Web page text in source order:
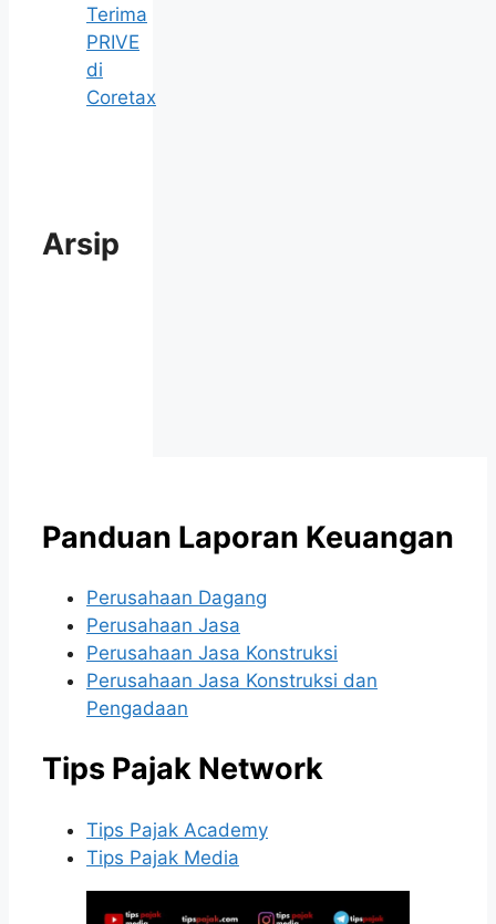
Terima
PRIVE
di
Coretax
Arsip
Panduan Laporan Keuangan
Perusahaan Dagang
Perusahaan Jasa
Perusahaan Jasa Konstruksi
Perusahaan Jasa Konstruksi dan
Pengadaan
Tips Pajak Network
Tips Pajak Academy
Tips Pajak Media